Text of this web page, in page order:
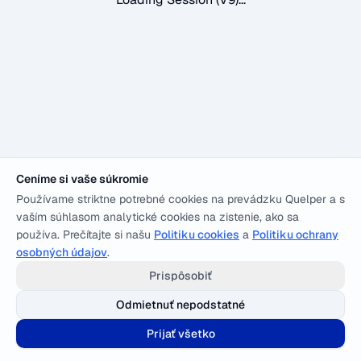
Ceníme si vaše súkromie
Používame striktne potrebné cookies na prevádzku Quelper a s
vaším súhlasom analytické cookies na zistenie, ako sa
používa. Prečítajte si našu Politiku cookies a Politiku ochrany
osobných údajov.
Prispôsobiť
Odmietnuť nepodstatné
Prijať všetko